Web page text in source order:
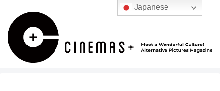
Japanese